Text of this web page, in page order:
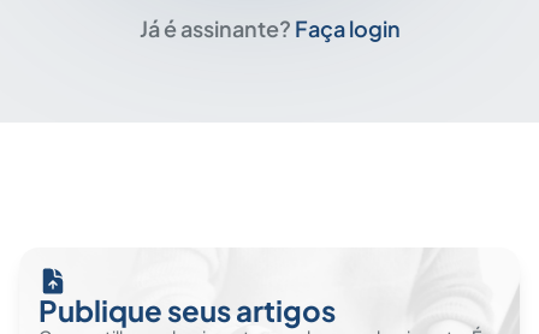
Já é assinante? Faça login
Publique seus artigos